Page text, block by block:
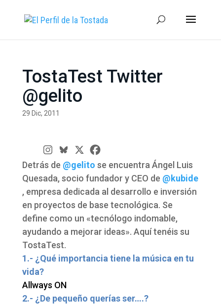
TostaTest Twitter
@gelito
29 Dic, 2011
Detrás de @gelito se encuentra Ángel Luis
Quesada, socio fundador y CEO de @kubide
, empresa dedicada al desarrollo e inversión
en proyectos de base tecnológica. Se
define como un «tecnólogo indomable,
ayudando a mejorar ideas». Aquí tenéis su
TostaTest.
1.- ¿Qué importancia tiene la música en tu
vida?
Allways ON
2.- ¿De pequeño querías ser….?